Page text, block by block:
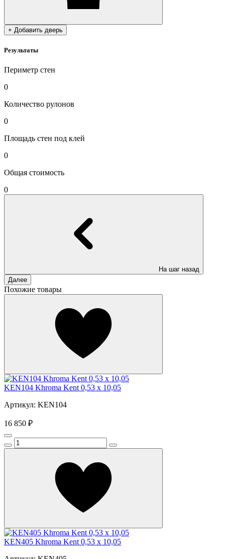
+ Добавить дверь
Результаты
Периметр стен
0
Количество рулонов
0
Площадь стен под клей
0
Общая стоимость
0
На шаг назад
Далее
Похожие товары
KEN104 Khroma Kent 0,53 x 10,05
Артикул: KEN104
16 850 ₽
KEN405 Khroma Kent 0,53 x 10,05